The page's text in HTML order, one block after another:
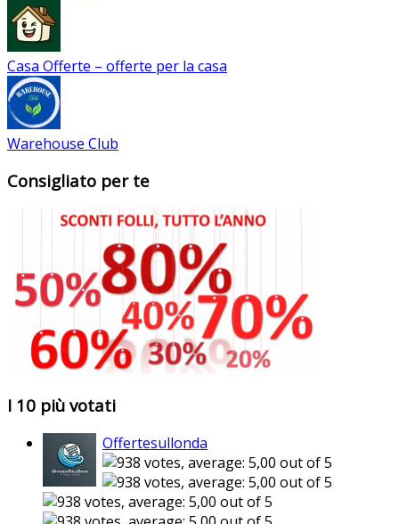
Casa Offerte – offerte per la casa
Warehouse Club
Consigliato per te
I 10 più votati
Offertesullonda